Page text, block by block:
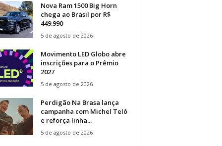
Nova Ram 1500 Big Horn
chega ao Brasil por R$
449.990
5 de agosto de 2026
Movimento LED Globo abre
inscrições para o Prêmio
2027
5 de agosto de 2026
Perdigão Na Brasa lança
campanha com Michel Teló
e reforça linha...
5 de agosto de 2026